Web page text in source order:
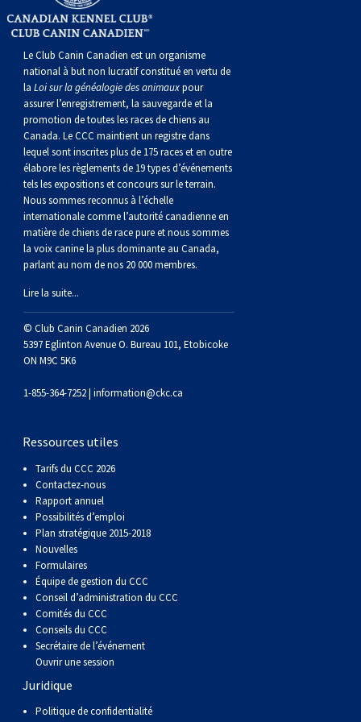
Corgi gallois (Cardigan)
Corgi gallois (Pembroke)
Pumi
Lapphund suédois
Rhodesian ridgeback
Lévrier persan
Shikoku
Whippet
Chien nu du Pérou (Perro Sin Pelo Del Peru)
Épagneul des champs
Épagneul français
Épagneul d’eau irlandais
Épagneul Sussex
Épagneul springer gallois
Spinone italiano
Vizsla à poil dur
Terrier wheaten à poil doux
Bull terrier du Staffordshire
Terrier gallois
Terrier blanc du West Highland
Mâtin napolitain
Terre-Neuve
Chien d’eau portugais
Rottweiler
Samoyède
Schnauzer (géant)
Husky sibérien
Laika de lakoutie
Le Club Canin Canadien est un organisme
national à but non lucratif constitué en vertu de
la Loi sur la généalogie des animauxpour
assurer l’enregistrement, la sauvegarde et la
promotion de toutes les races de chiens au
Canada. Le CCC maintient un registre dans
lequel sont inscrites plus de 175 races et en outre
élabore les règlements de 19 types d’événements
tels les expositions et concours sur le terrain.
Nous sommes reconnus à l’échelle
internationale comme l’autorité canadienne en
matière de chiens de race pure et nous sommes
la voix canine la plus dominante au Canada,
parlant au nom de nos 20 000 membres.
Lire la suite...
© Club Canin Canadien 2026
5397 Eglinton Avenue O. Bureau 101, Etobicoke
ON M9C 5K6
1-855-364-7252 | information@ckc.ca
Ressources utiles
Tarifs du CCC 2026
Contactez-nous
Rapport annuel
Possibilités d’emploi
Plan stratégique 2015-2018
Nouvelles
Formulaires
Équipe de gestion du CCC
Conseil d’administration du CCC
Comités du CCC
Conseils du CCC
Secrétaire de l’événement
Ouvrir une session
Juridique
Politique de confidentialité